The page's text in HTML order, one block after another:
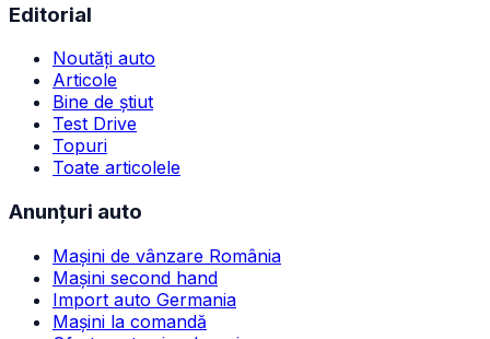
Editorial
Noutăți auto
Articole
Bine de știut
Test Drive
Topuri
Toate articolele
Anunțuri auto
Mașini de vânzare România
Mașini second hand
Import auto Germania
Mașini la comandă